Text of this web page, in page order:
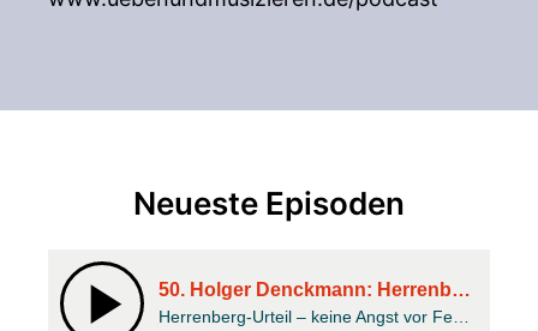
Neueste Episoden
50. Holger Denckmann: Herrenberg-Urteil – keine Angst vor Festanstellung